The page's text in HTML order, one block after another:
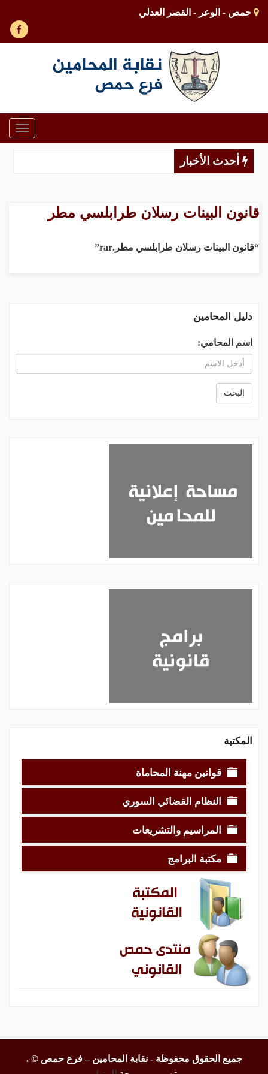
حمص - الوعر - القصر العدلي
أحدث الأخبار
قانون البينات رسلان طرابلسي مطر
“قانون البينات رسلان طرابلسي مطر.rar”
دليل المحامين
اسم المحامي:
البحث
المكتبة
قوانين مهنة المحاماة
النظام القضائي السوري
المراسيم والتشريعات
مكتبة البرامج
جميع الحقوق محفوظة - نقابة المحامين – فرع حمص ©.